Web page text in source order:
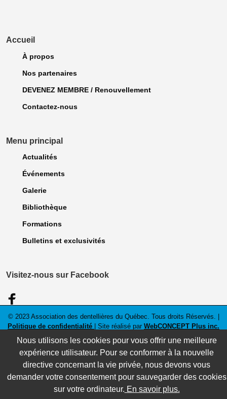
Accueil
À propos
Nos partenaires
DEVENEZ MEMBRE / Renouvellement
Contactez-nous
Menu principal
Actualités
Événements
Galerie
Bibliothèque
Formations
Bulletins et exclusivités
Visitez-nous sur Facebook
© 2023 Association des dentellières du Québec. Tous droits Réservés. |
Politique de confidentialité
| Site réalisé par WebCONCEPT Plus inc.
Nous utilisons les cookies pour vous offrir une meilleure
expérience utilisateur. Pour se conformer à la nouvelle
directive concernant la vie privée, nous devons vous
demander votre consentement pour sauvegarder des cookies
sur votre ordinateur. En savoir plus.